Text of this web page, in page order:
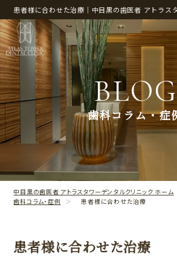
患者様に合わせた治療｜中目黒の歯医者 アトラス
医院概要
CLINIC CONTENTS
治療案内
TREATMENT CONTENTS
BLOG
歯科コラム・症
中目黒の歯医者 アトラスタワーデンタルクリニック ホーム
歯科コラム・症例
患者様に合わせた治療
患者様に合わせた治療